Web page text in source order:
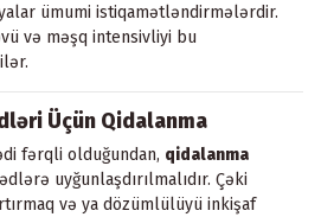
ümumi istiqamətləndirmələrdir.
və məşq intensivliyi bu
Üçün Qidalanma
fərqli olduğundan, qidalanma
uyğunlaşdırılmalıdır. Çəki
və ya dözümlülüyü inkişaf